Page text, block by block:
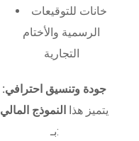
خانات للتوقيعات
الرسمية والأختام
التجارية
جودة وتنسيق احترافي:
يتميز هذا
النموذج المالي
بـ: